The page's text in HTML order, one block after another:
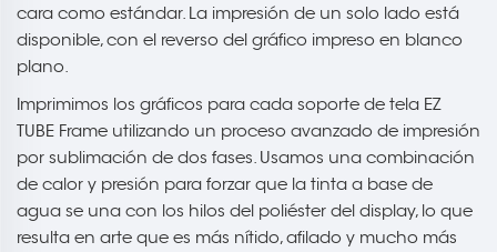
cara como estándar. La impresión de un solo lado está
disponible, con el reverso del gráfico impreso en blanco
plano.
Imprimimos los gráficos para cada soporte de tela EZ
TUBE Frame utilizando un proceso avanzado de impresión
por sublimación de dos fases. Usamos una combinación
de calor y presión para forzar que la tinta a base de
agua se una con los hilos del poliéster del display, lo que
resulta en arte que es más nítido, afilado y mucho más